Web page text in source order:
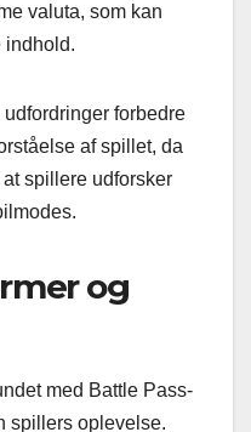
valuta, som kan
indhold.
forbedre
af spillet, da
spillere udforsker
og
med Battle Pass-
spillers oplevelse.